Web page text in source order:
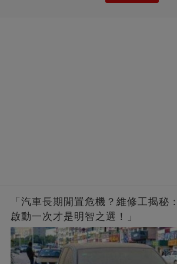
「汽車長期閒置危機？維修工揭秘
啟動一次才是明智之選！」